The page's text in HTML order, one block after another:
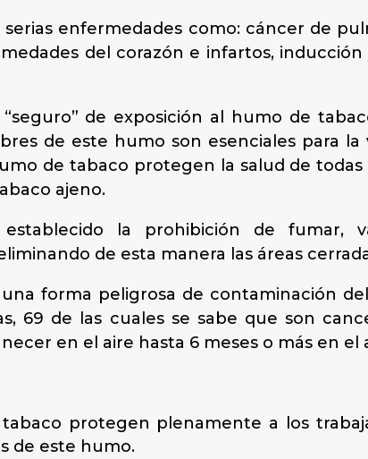
enfermedades como: cáncer de
del corazón e infartos,
de exposición al humo de
de este humo son esenciales para la
de tabaco protegen la salud de
ajeno.
la prohibición de fumar,
de esta manera las áreas
forma peligrosa de contaminación
69 de las cuales se sabe que son
en el aire hasta 6 meses o más en el
protegen plenamente a los
de este humo.